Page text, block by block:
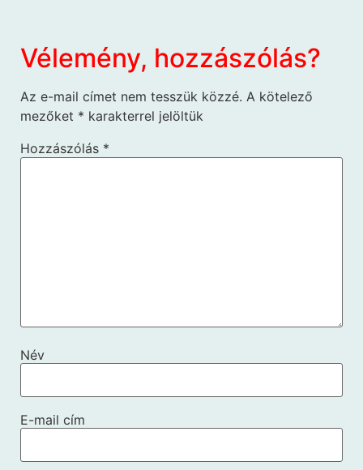
Vélemény, hozzászólás?
Az e-mail címet nem tesszük közzé. A kötelező
mezőket * karakterrel jelöltük
Hozzászólás *
Név
E-mail cím